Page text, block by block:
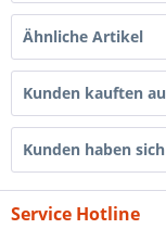
Ähnliche Artikel
Kunden kauften
Kunden haben
Service Hotline